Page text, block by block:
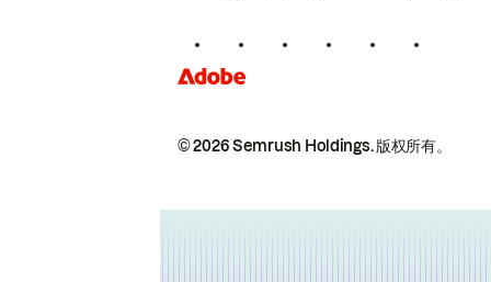
© 2026 Semrush Holdings.版权所有。